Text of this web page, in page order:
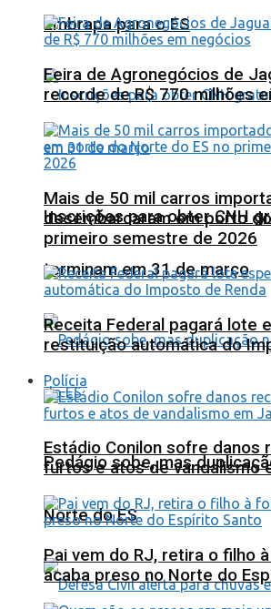
Embrapa para o ES
Inscrições para obter CNH
terminam em 31 de março
Pedágio sobe, mas
Norte do ES
Feira de Agronegócios de
recorde de R$ 770 milhões
Mais de 50 mil carros
desembarcaram em porto
primeiro semestre de 2026
Receita Federal pagará lote
restituição automática do
Polícia
Estádio Conilon sofre danos
furtos e atos de vandalismo
Pai vem do RJ, retira o filho
acaba preso no Norte do